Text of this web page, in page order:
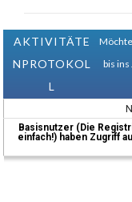
AKTIVITÄTE
NPROTOKOL
L
bis
Basisnutzer (Die
einfach!) haben Zugriff